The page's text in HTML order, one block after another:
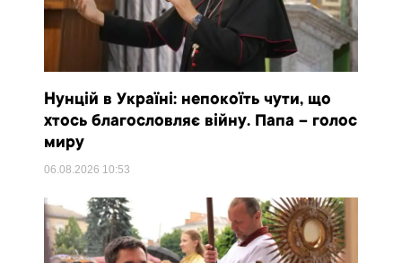
Нунцій в Україні: непокоїть чути, що
хтось благословляє війну. Папа – голос
миру
06.08.2026 10:53